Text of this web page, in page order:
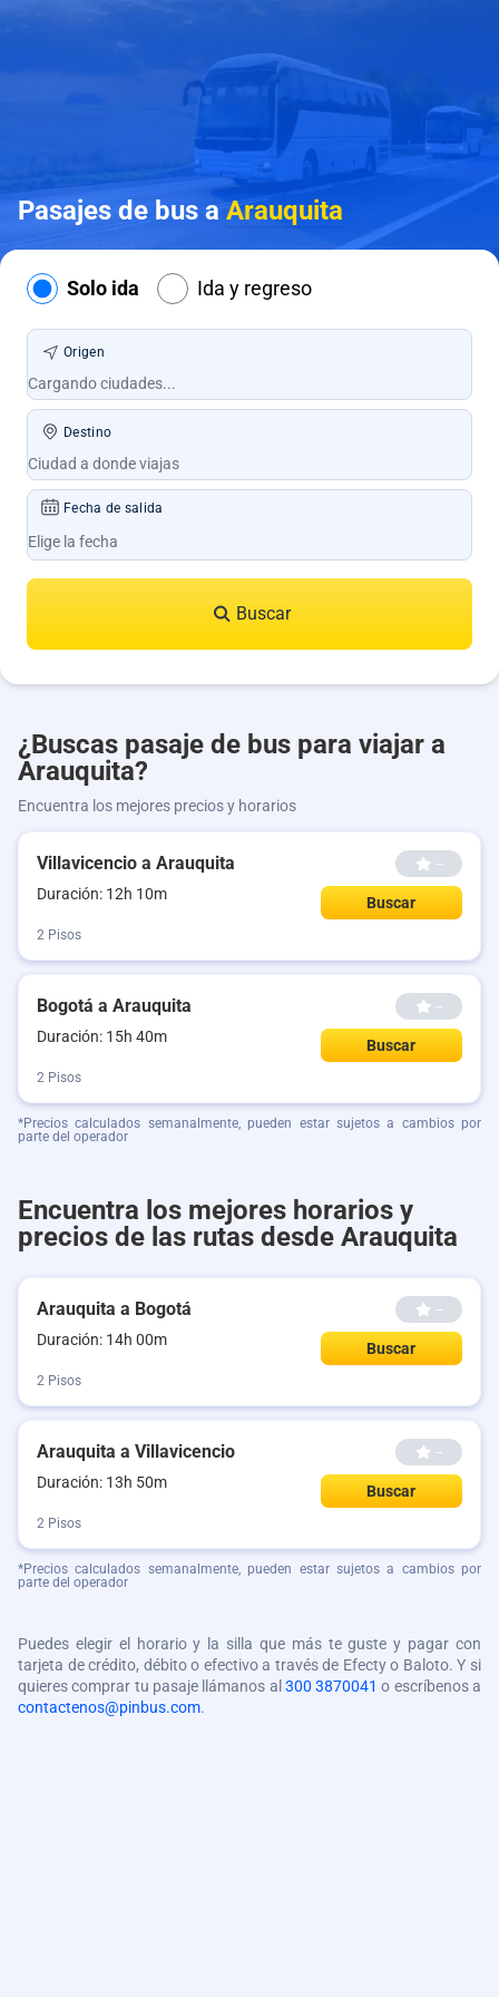
Pasajes de bus aArauquita
Solo ida Ida y regreso
Origen
Destino
Fecha de salida
Buscar
¿Buscas pasaje de bus para viajar a
Arauquita?
Encuentra los mejores precios y horarios
Villavicencio a Arauquita
Duración: 12h 10m
--
Buscar
2 Pisos
Bogotá a Arauquita
Duración: 15h 40m
--
Buscar
2 Pisos
*Precios calculados semanalmente, pueden estar sujetos a cambios por
parte del operador
Encuentra los mejores horarios y
precios de las rutas desde Arauquita
Arauquita a Bogotá
Duración: 14h 00m
--
Buscar
2 Pisos
Arauquita a Villavicencio
Duración: 13h 50m
--
Buscar
2 Pisos
*Precios calculados semanalmente, pueden estar sujetos a cambios por
parte del operador
Puedes elegir el horario y la silla que más te guste y pagar con
tarjeta de crédito, débito o efectivo a través de Efecty o Baloto. Y si
quieres comprar tu pasaje llámanos al 300 3870041 o escríbenos a
contactenos@pinbus.com.